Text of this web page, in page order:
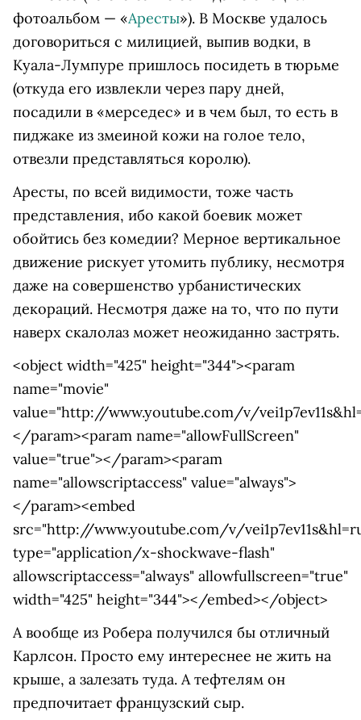
фотоальбом — «Аресты»). В Москве удалось
договориться с милицией, выпив водки, в
Куала-Лумпуре пришлось посидеть в тюрьме
(откуда его извлекли через пару дней,
посадили в «мерседес» и в чем был, то есть в
пиджаке из змеиной кожи на голое тело,
отвезли представляться королю).
Аресты, по всей видимости, тоже часть
представления, ибо какой боевик может
обойтись без комедии? Мерное вертикальное
движение рискует утомить публику, несмотря
даже на совершенство урбанистических
декораций. Несмотря даже на то, что по пути
наверх скалолаз может неожиданно застрять.
<object width="425" height="344"><param
name="movie"
value="http://www.youtube.com/v/
</param><param name="allowFullScreen"
value="true"></param><param
name="allowscriptaccess" value="always">
</param><embed
src="http://www.youtube.com/v/
type="application/x-shockwave-flash"
allowscriptaccess="always" allowfullscreen="true"
width="425" height="344"></embed></object>
А вообще из Робера получился бы отличный
Карлсон. Просто ему интереснее не жить на
крыше, а залезать туда. А тефтелям он
предпочитает французский сыр.